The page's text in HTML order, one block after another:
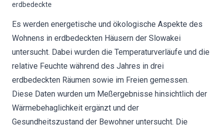
erdbedeckte
Es werden energetische und ökologische Aspekte des
Wohnens in erdbedeckten Häusern der Slowakei
untersucht. Dabei wurden die Temperaturverläufe und die
relative Feuchte während des Jahres in drei
erdbedeckten Räumen sowie im Freien gemessen.
Diese Daten wurden um Meßergebnisse hinsichtlich der
Wärmebehaglichkeit ergänzt und der
Gesundheitszustand der Bewohner untersucht. Die